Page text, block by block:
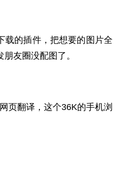
载的插件，把想要的图片全
友圈没配图了。